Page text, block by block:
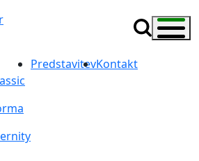
PredstavitevKontakt